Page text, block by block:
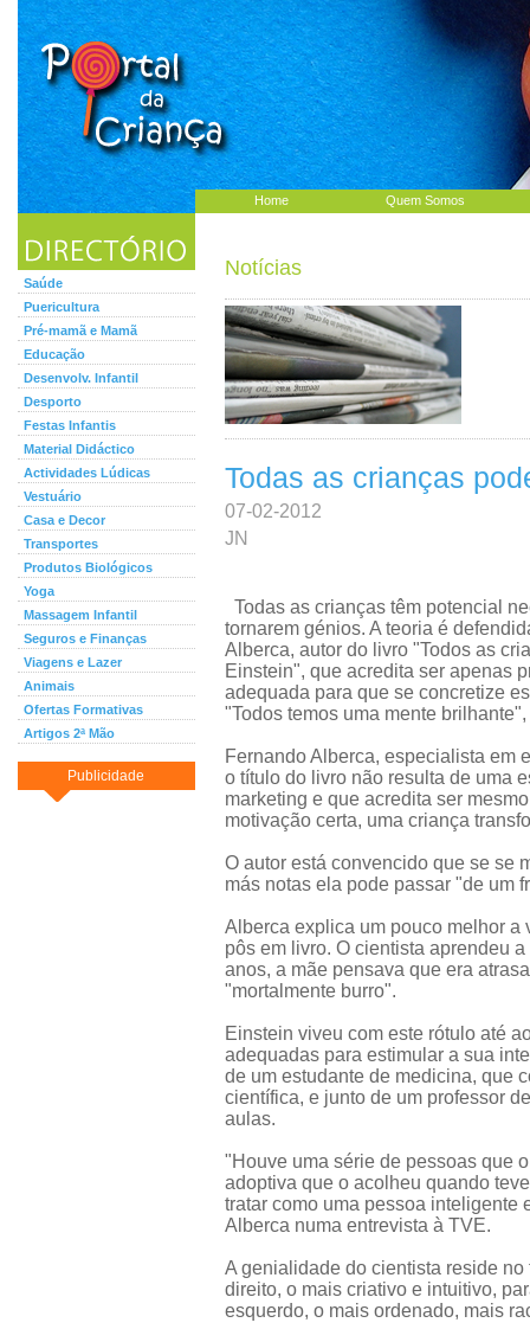
Home Quem Somos
Saúde
Puericultura
Pré-mamã e Mamã
Educação
Desenvolv. Infantil
Desporto
Festas Infantis
Material Didáctico
Actividades Lúdicas
Vestuário
Casa e Decor
Transportes
Produtos Biológicos
Yoga
Massagem Infantil
Seguros e Finanças
Viagens e Lazer
Animais
Ofertas Formativas
Artigos 2ª Mão
Publicidade
Notícias
Todas as crianças
07-02-2012
JN
Todas as crianças têm potencial
tornarem génios. A teoria é
Alberca, autor do livro "Todos as
Einstein", que acredita ser apenas
adequada para que se concretize
"Todos temos uma mente
Fernando Alberca, especialista em
o título do livro não resulta de uma
marketing e que acredita ser
motivação certa, uma criança
O autor está convencido que se se
más notas ela pode passar "de um
Alberca explica um pouco melhor a
pôs em livro. O cientista aprendeu
anos, a mãe pensava que era
"mortalmente burro".
Einstein viveu com este rótulo até
adequadas para estimular a sua
de um estudante de medicina, que
científica, e junto de um professor
aulas.
"Houve uma série de pessoas que
adoptiva que o acolheu quando
tratar como uma pessoa inteligente
Alberca numa entrevista à TVE.
A genialidade do cientista reside
direito, o mais criativo e intuitivo,
esquerdo, o mais ordenado, mais